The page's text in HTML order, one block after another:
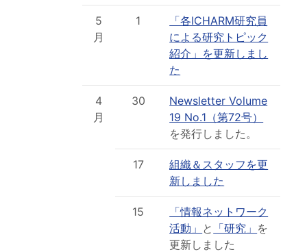
5
月
1
「各ICHARM研究員
による研究トピック
紹介」を更新しまし
た
4
月
30
Newsletter Volume
19 No.1（第72号）
を発行しました。
17
組織＆スタッフを更
新しました
15
「情報ネットワーク
活動」 と 「研究」 を
更新しました